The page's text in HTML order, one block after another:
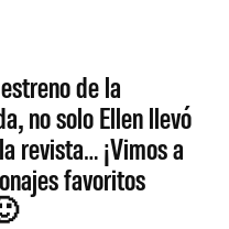
de la
no solo Ellen llevó
revista… ¡Vimos a
favoritos